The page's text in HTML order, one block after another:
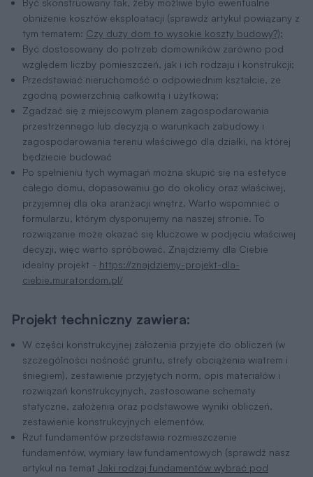
Być skonstruowany tak, żeby możliwe było ewentualne
obniżenie kosztów eksploatacji (sprawdż artykuł powiązany z
tym tematem: Czy duży dom to wysokie koszty budowy?);
Być dostosowany do potrzeb domowników zarówno pod
względem liczby pomieszczeń, jak i ich rodzaju i konstrukcji;
Przedstawiać nieruchomość o odpowiednim kształcie, ze
zgodną powierzchnią całkowitą i użytkową;
Zgadzać się z miejscowym planem zagospodarowania
przestrzennego lub decyzją o warunkach zabudowy i
zagospodarowania terenu właściwego dla działki, na której
będziecie budować
Po spełnieniu tych wymagań można skupić się na estetyce
całego domu, dopasowaniu go do okolicy oraz właściwej,
przyjemnej dla oka aranżacji wnętrz. Warto wspomnieć o
formularzu, którym dysponujemy na naszej stronie. To
rozwiązanie może okazać się kluczowe w podjęciu właściwej
decyzji, więc warto spróbować. Znajdziemy dla Ciebie
idealny projekt - https://znajdziemy-projekt-dla-
ciebie.muratordom.pl/
Projekt techniczny zawiera:
W części konstrukcyjnej założenia przyjęte do obliczeń (w
szczególności nośność gruntu, strefy obciążenia wiatrem i
śniegiem), zestawienie przyjętych norm, opis materiałów i
rozwiązań konstrukcyjnych, zastosowane schematy
statyczne, założenia oraz podstawowe wyniki obliczeń,
zestawienie konstrukcyjnych elementów.
Rzut fundamentów przedstawia rozmieszczenie
fundamentów, wymiary ław fundamentowych (sprawdź nasz
artykuł na temat Jaki rodzaj fundamentów wybrać pod